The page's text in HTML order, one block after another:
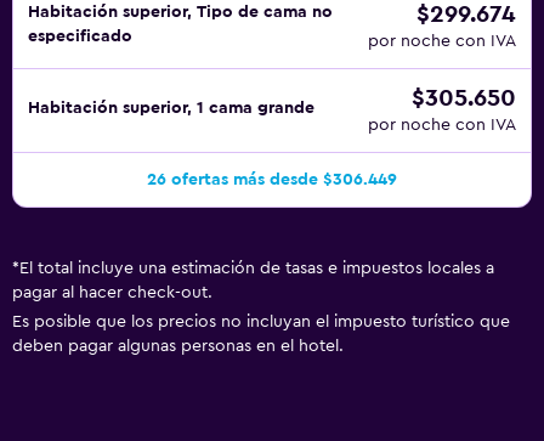
aplique un recargo).
Habitación superior, Tipo de cama no
especificado
$299.674
por noche con IVA
Habitación superior, 1 cama grande $305.650
por noche con IVA
26 ofertas más desde $306.449
* El total incluye una estimación de tasas e impuestos locales a
pagar al hacer check-out.
Es posible que los precios no incluyan el impuesto turístico que
deben pagar algunas personas en el hotel.